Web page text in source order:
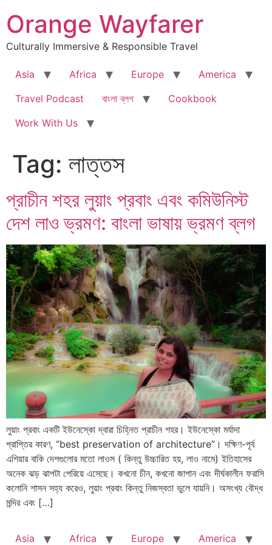
to
content
Orange Wayfarer
Culturally Immersive & Responsible Travel
Asia Africa Europe
America
Travel Podcast
বাংলা ব্লগ
Cookbook
Work With Us
Tag: লাত্তস
প্রাচীন শহর লুয়াং প্রবাং এবং কমিউনিস্ট
দেশ লাও ভ্রমণ: বাংলা ভাষায় ভ্রমণ ব্লগ
লুয়াং প্রবাং একটি ইউনেস্কো দ্বারা চিহ্নিত প্রাচীন শহর। ইউনেস্কো মর্যাদা
প্রাপ্তির কারণ, “best preservation of architecture”। দক্ষিণ-পূর্ব
এশিয়ার বাকি দেশগুলোর মতো লাওস ( কিন্তু উচ্চারিত হয়, লাও নামে) ইতিহাসের
অনেক ঝড় ঝাপটা পেরিয়ে এসেছে। কখনো চীন, কখনো জাপান এবং দীর্ঘকালীন ফরাসি
কলোনি শাসন সহ্য করেও, লুয়াং প্রবাং কিন্তু নিজস্বতা ভুলে যায়নি। অসংখ্য বৌদ্ধ
মন্দির এবং […]
Asia Africa Europe America